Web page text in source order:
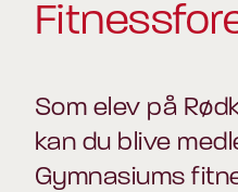
Som elev på
kan du blive
Gymnasiums